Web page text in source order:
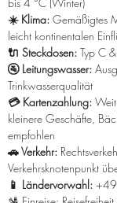
☀️ Klima: Gemäßigtes
leicht kontinentalen
🔌 Steckdosen: Typ C
🚰 Leitungswasser:
Trinkwasserqualität
💳 Kartenzahlung:
kleinere Geschäfte,
empfohlen
🚗 Verkehr:
Verkehrsknotenpunkt
📱 Ländervorwahl: